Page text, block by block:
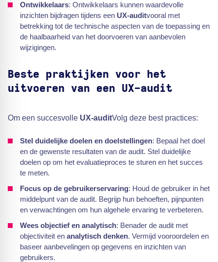
Ontwikkelaars: Ontwikkelaars kunnen waardevolle
inzichten bijdragen tijdens een UX-auditvooral met
betrekking tot de technische aspecten van de toepassing en
de haalbaarheid van het doorvoeren van aanbevolen
wijzigingen.
Beste praktijken voor het
uitvoeren van een UX-audit
Om een succesvolle UX-auditVolg deze best practices:
Stel duidelijke doelen en doelstellingen: Bepaal het doel
en de gewenste resultaten van de audit. Stel duidelijke
doelen op om het evaluatieproces te sturen en het succes
te meten.
Focus op de gebruikerservaring: Houd de gebruiker in het
middelpunt van de audit. Begrijp hun behoeften, pijnpunten
en verwachtingen om hun algehele ervaring te verbeteren.
Wees objectief en analytisch: Benader de audit met
objectiviteit en analytisch denken. Vermijd vooroordelen en
baseer aanbevelingen op gegevens en inzichten van
gebruikers.